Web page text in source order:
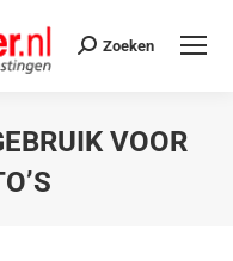
Zoeken
VOOR